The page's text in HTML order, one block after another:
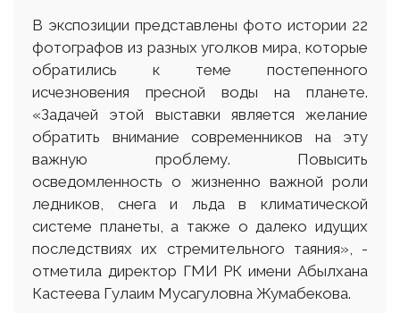
В экспозиции представлены фото истории 22
фотографов из разных уголков мира, которые
обратились к теме постепенного
исчезновения пресной воды на планете.
«Задачей этой выставки является желание
обратить внимание современников на эту
важную проблему. Повысить
осведомленность о жизненно важной роли
ледников, снега и льда в климатической
системе планеты, а также о далеко идущих
последствиях их стремительного таяния», -
отметила директор ГМИ РК имени Абылхана
Кастеева Гулаим Мусагуловна Жумабекова.